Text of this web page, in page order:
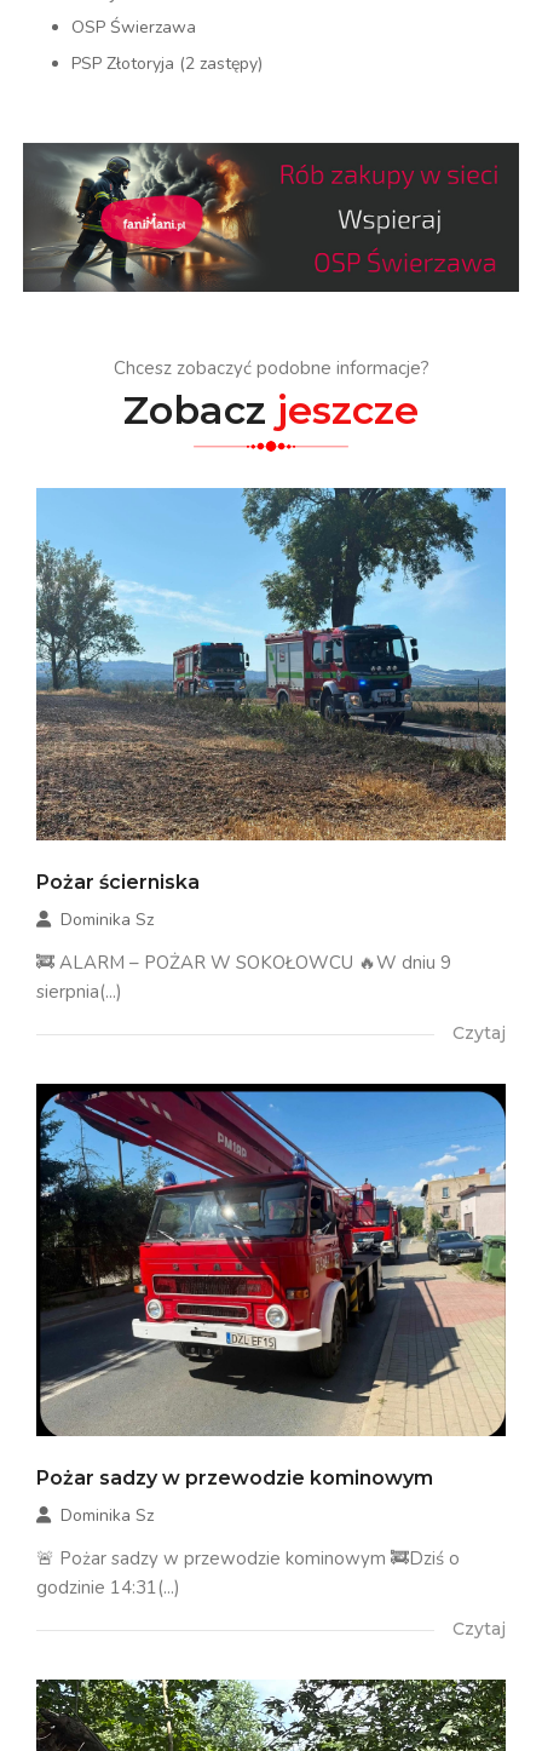
OSP Świerzawa
PSP Złotoryja (2 zastępy)
Chcesz zobaczyć podobne informacje?
Zobacz jeszcze
Pożar ścierniska
Dominika Sz
🚒 ALARM – POŻAR W SOKOŁOWCU 🔥W dniu 9
sierpnia(...)
Czytaj
Pożar sadzy w przewodzie kominowym
Dominika Sz
🚨 Pożar sadzy w przewodzie kominowym 🚒Dziś o
godzinie 14:31(...)
Czytaj